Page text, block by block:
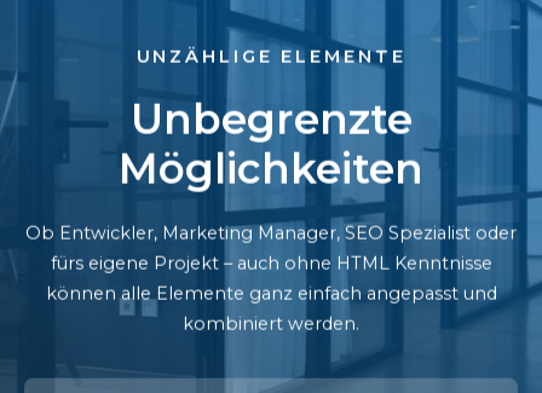
UNZÄHLIGE ELEMENTE
Unbegrenzte
Möglichkeiten
Ob Entwickler, Marketing Manager, SEO Spezialist oder
fürs eigene Projekt – auch ohne HTML Kenntnisse
können alle Elemente ganz einfach angepasst und
kombiniert werden.